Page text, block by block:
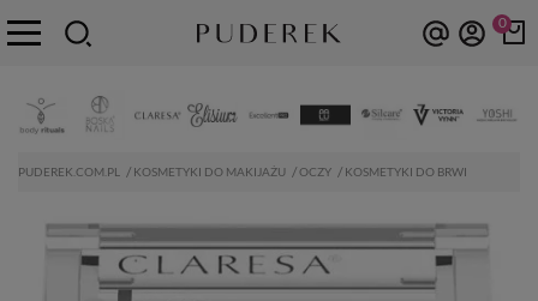
0
PUDEREK.COM.PL KOSMETYKI DO MAKIJAŻU OCZY KOSMETYKI DO BRWI